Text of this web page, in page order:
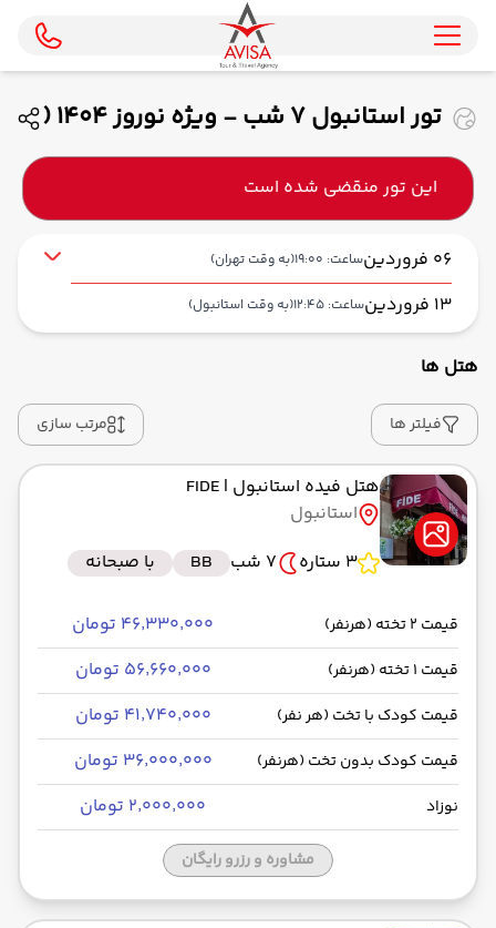
تور استانبول 7 شب - ویژه نوروز 1404 (
قشم ایر )
این تور منقضی شده است
06 فروردین ساعت: 19:00 (به وقت تهران)
13 فروردین ساعت: 12:45 (به وقت استانبول)
حرکت از مبدا: 19:00
به فرودگاه جدید استانبول IST
رسیدن به مقصد : 22:00
قشم ایر -Economy
مدت سفر: 03:00
از فرودگاه جدید استانبول IST
حرکت از مبدا: 12:45
به فرودگاه بین‌المللی امام خمینی IKA
رسیدن به مقصد : 15:45
قشم ایر -Economy
هتل ها
فیلتر ها مرتب سازی
هتل فیده استانبول | FIDE
استانبول
3 ستاره
7 شب BB با صبحانه
قیمت 2 تخته (هرنفر) ۴۶٬۳۳۰٬۰۰۰ تومان
قیمت 1 تخته (هرنفر) ۵۶٬۶۶۰٬۰۰۰ تومان
قیمت کودک با تخت (هر نفر) ۴۱٬۷۴۰٬۰۰۰ تومان
قیمت کودک بدون تخت (هرنفر) ۳۶٬۰۰۰٬۰۰۰ تومان
نوزاد ۲٬۰۰۰٬۰۰۰ تومان
مشاوره و رزرو رایگان